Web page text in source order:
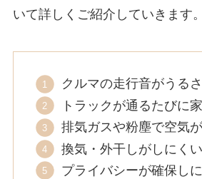
いて詳しくご紹介していきます。
クルマの走行音がうる
トラックが通るたびに
排気ガスや粉塵で空気
換気・外干しがしにくい
プライバシーが確保し